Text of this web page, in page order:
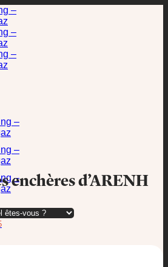
enchères d’ARENH